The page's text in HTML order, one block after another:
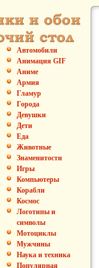
Автомобили
Анимация GIF
Аниме
Армия
Гламур
Города
Девушки
Дети
Еда
Животные
Знаменитости
Игры
Компьютеры
Корабли
Космос
Логотипы и
символы
Мотоциклы
Мужчины
Наука и техника
Популярная